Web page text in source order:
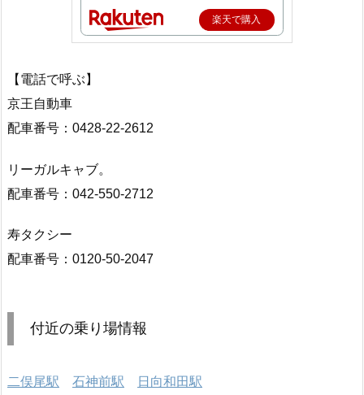
楽天で購入
【電話で呼ぶ】
京王自動車
配車番号：0428-22-2612
リーガルキャブ。
配車番号：042-550-2712
寿タクシー
配車番号：0120-50-2047
付近の乗り場情報
二俣尾駅 石神前駅 日向和田駅